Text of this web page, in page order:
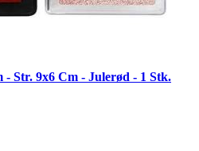
- Str. 9x6 Cm - Julerød - 1 Stk.